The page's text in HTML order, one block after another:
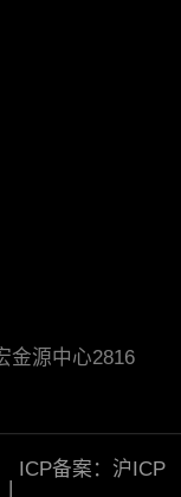
金源中心2816
|
ICP备案：沪ICP